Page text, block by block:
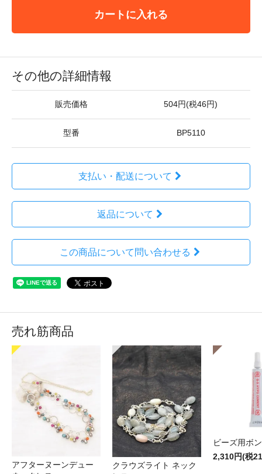
カートに入れる
その他の詳細情報
販売価格 504円(税46円)
型番 BP5110
支払い・配送について
返品について
この商品について問い合わせる
売れ筋商品
アフターヌーンデュー
クラウズライト ネック
ビーズ用ボ
2,310円(税